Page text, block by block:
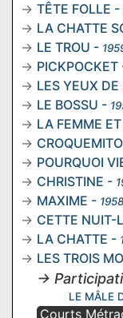
TÊTE FOLLE -
LA CHATTE
LE TROU -
PICKPOCKET
LES YEUX DE
LE BOSSU -
LA FEMME
POURQUOI
CHRISTINE -
MAXIME - 1958
CETTE NUIT-
LA CHATTE -
LES TROIS
→
LE MÂLE
Courts